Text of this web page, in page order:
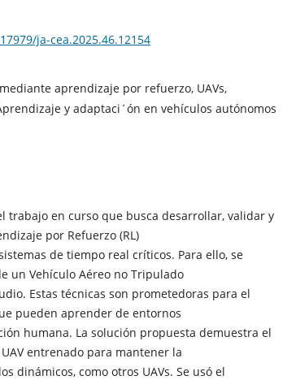
ja-cea.2025.46.12154
aprendizaje por refuerzo, UAVs,
y adaptaci´ón en vehículos autónomos
trabajo en curso que busca desarrollar, validar y
por Refuerzo (RL)
de tiempo real críticos. Para ello, se
un Vehículo Aéreo no Tripulado
Estas técnicas son prometedoras para el
pueden aprender de entornos
humana. La solución propuesta demuestra el
entrenado para mantener la
dinámicos, como otros UAVs. Se usó el